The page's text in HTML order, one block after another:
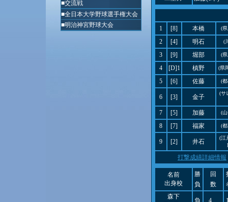
■交流戦
■全日本大学野球選手権大会
■明治神宮野球大会 1 [8] 本橋 (
2 [4] 明石 (
3 [9] 堀部 (
4 [D]1 槙野 (県
5 [6] 佐藤 (
6 [3] 金子
(サ
7 [5] 加藤 (
8 [7] 福家 (
9 [2] 井石
(江
打撃成績詳細情報
名前
出身校
勝
負
回
数
森下
負 4